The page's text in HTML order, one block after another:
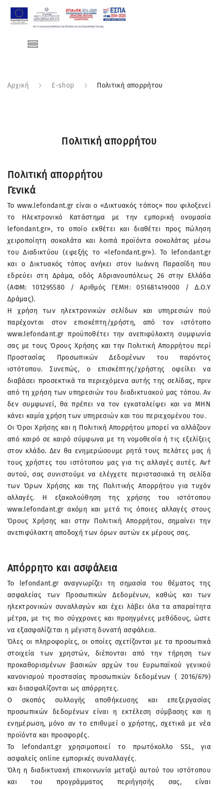
Αρχική E-shop Πολιτική απορρήτου
Πολιτική απορρήτου
Πολιτική απορρήτου
Γενικά
Το www.lefondant.gr είναι ο «Δικτυακός τόπος» που φιλοξενεί
το Ηλεκτρονικό Κατάστημα με την εμπορική ονομασία
lefondant.gr», το οποίο εκθέτει και διαθέτει προς πώληση
χειροποίητη σοκολάτα και λοιπά προϊόντα σοκολάτας μέσω
του Διαδικτύου (εφεξής το «lefondant.gr»). Το lefondant.gr
και ο Δικτυακός τόπος ανήκει στον Ιωάννη Παρασίδη που
εδρεύει στη Δράμα, οδός Αδριανουπόλεως 26 στην Ελλάδα
(ΑΦΜ: 101295580 / Αριθμός ΓΕΜΗ: 051681419000 / Δ.Ο.Υ
Δράμας).
Η χρήση των ηλεκτρονικών σελίδων και υπηρεσιών πού
παρέχονται στον επισκέπτη/χρήστη, από τον ιστότοπο
www.lefondant.gr προϋποθέτει την ανεπιφύλακτη συμφωνία
σας με τους Όρους Χρήσης και την Πολιτική Απορρήτου περί
Προστασίας Προσωπικών Δεδομένων του παρόντος
ιστότοπου. Συνεπώς, ο επισκέπτης/χρήστης οφείλει να
διαβάσει προσεκτικά τα περιεχόμενα αυτής της σελίδας, πριν
από τη χρήση των υπηρεσιών του διαδικτυακού μας τόπου. Αν
δεν συμφωνεί, θα πρέπει να τον εγκαταλείψει και να ΜΗΝ
κάνει καμία χρήση των υπηρεσιών και του περιεχομένου του.
Oι Όροι Χρήσης και η Πολιτική Απορρήτου μπορεί να αλλάζουν
από καιρό σε καιρό σύμφωνα με τη νομοθεσία ή τις εξελίξεις
στον κλάδο. Δεν θα ενημερώσουμε ρητά τους πελάτες μας ή
τους χρήστες του ιστότοπου μας για τις αλλαγές αυτές. Αντ̓
αυτού, σας συνιστούμε να ελέγχετε περιστασιακά τη σελίδα
των Όρων Χρήσης και της Πολιτικής Απορρήτου για τυχόν
αλλαγές. Η εξακολούθηση της χρήσης του ιστότοπου
www.lefondant.gr ακόμη και μετά τις όποιες αλλαγές στους
Όρους Χρήσης και στην Πολιτική Απορρήτου, σημαίνει την
ανεπιφύλακτη αποδοχή των όρων αυτών εκ μέρους σας.
Απόρρητο και ασφάλεια
Το lefondant.gr αναγνωρίζει τη σημασία του θέματος της
ασφαλείας των Προσωπικών Δεδομένων, καθώς και των
ηλεκτρονικών συναλλαγών και έχει λάβει όλα τα απαραίτητα
μέτρα, με τις πιο σύγχρονες και προηγμένες μεθόδους, ώστε
να εξασφαλίζεται η μέγιστη δυνατή ασφάλεια.
Όλες οι πληροφορίες, οι οποίες σχετίζονται με τα προσωπικά
στοιχεία των χρηστών, διέπονται από την τήρηση των
προκαθορισμένων βασικών αρχών του Ευρωπαϊκού γενικού
κανονισμού προστασίας προσωπικών δεδομένων ( 2016/679)
και διασφαλίζονται ως απόρρητες.
Ο σκοπός συλλογής αποθήκευσης και επεξεργασίας
προσωπικών δεδομένων είναι η εκτέλεση σύμβασης και η
ενημέρωση, μόνο αν το επιθυμεί ο χρήστης, σχετικά με νέα
προϊόντα και προσφορές.
To lefondant.gr χρησιμοποιεί το πρωτόκολλο SSL, για
ασφαλείς online εμπορικές συναλλαγές.
Όλη η διαδικτυακή επικοινωνία μεταξύ αυτού του ιστότοπου
και του προγράμματος περιήγησής σας, είναι